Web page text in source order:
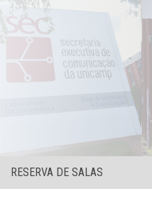
RESERVA DE SALAS